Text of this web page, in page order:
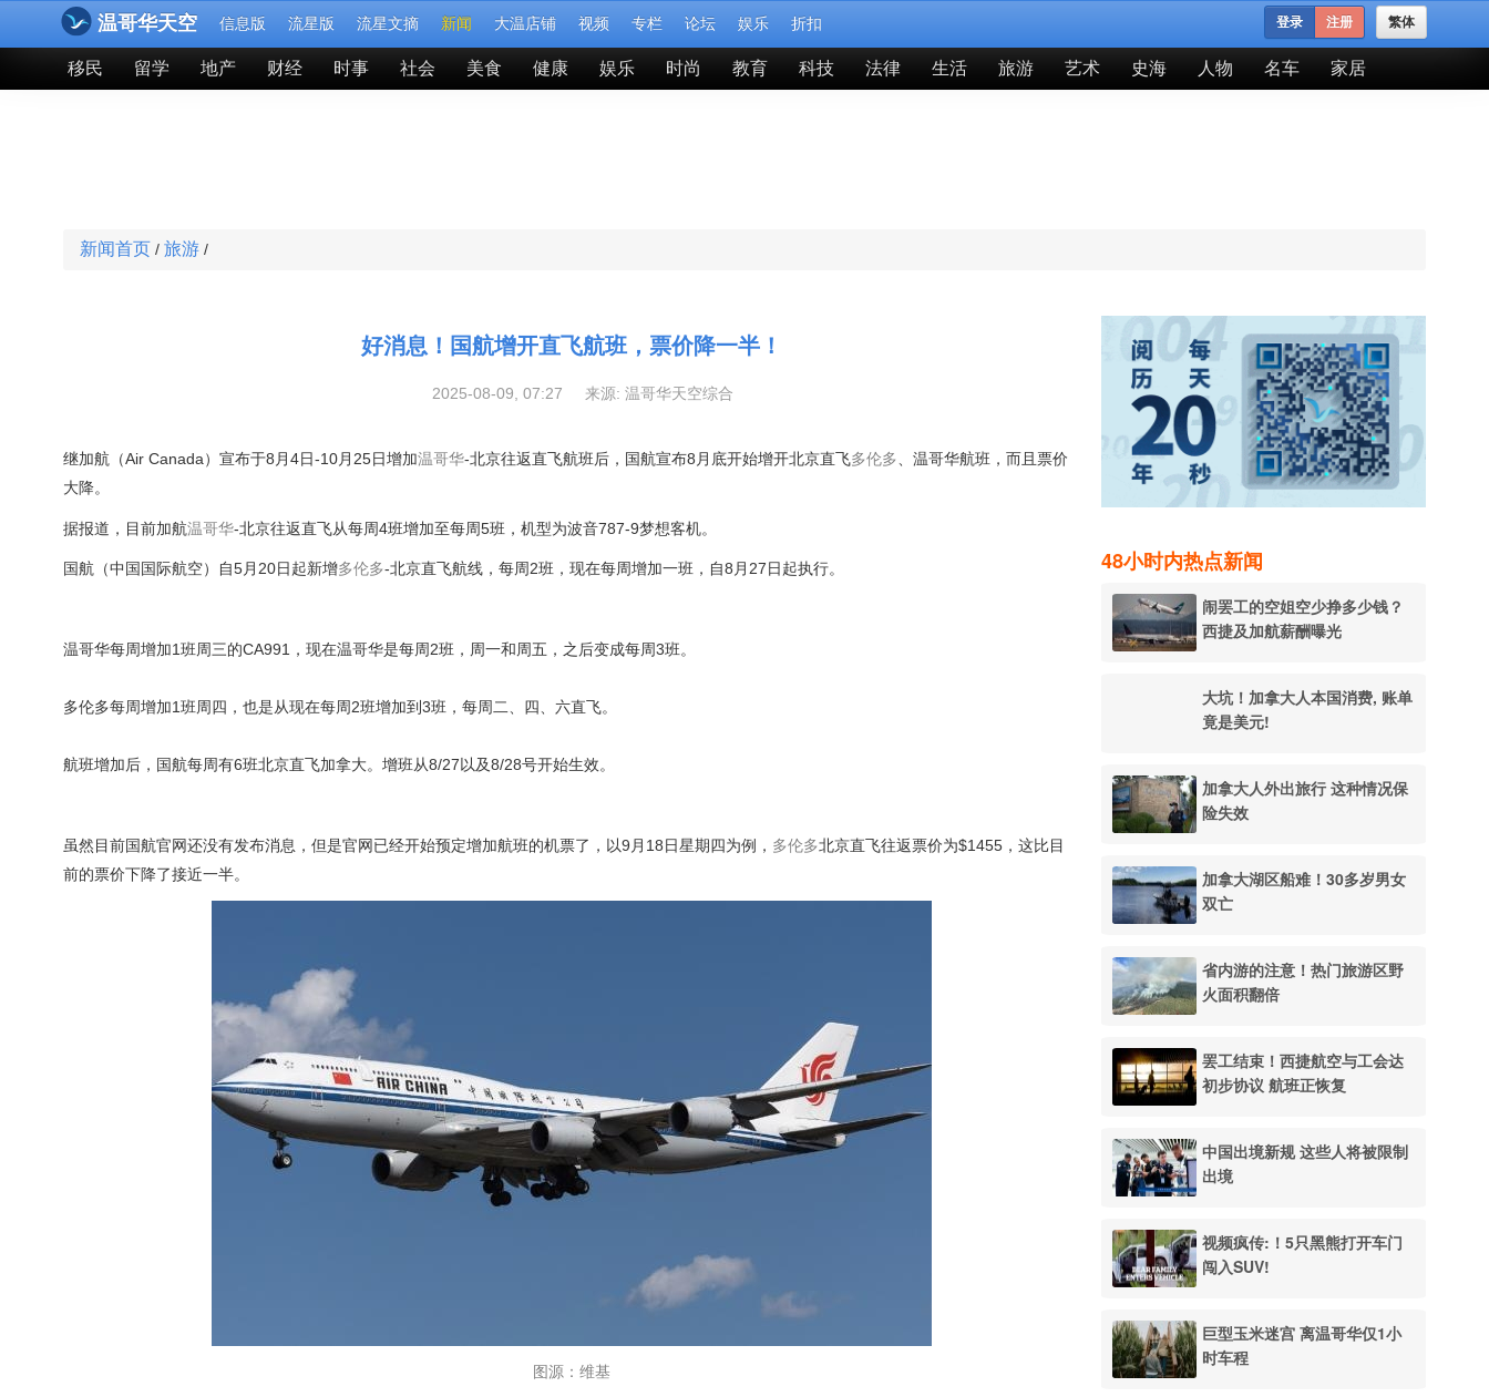
温哥华天空 信息版 流星版 流星文摘 新闻 大温店铺 视频 专栏 论坛 娱乐 折扣 繁体
登录 注册
移民 留学 地产 财经 时事 社会 美食 健康 娱乐 时尚 教育 科技 法律 生活 旅游 艺术 史海 人物 名车 家居
新闻首页 / 旅游 /
好消息！国航增开直飞航班，票价降一半！
2025-08-09, 07:27 来源: 温哥华天空综合
继加航（Air Canada）宣布于8月4日-10月25日增加温哥华-北京往返直飞航班后，国航宣布8月底开始增开北京直飞多伦多 、温哥华航班，而且票价
大降。
据报道，目前加航温哥华-北京往返直飞从每周4班增加至每周5班，机型为波音787-9梦想客机。
国航（中国国际航空）自5月20日起新增多伦多-北京直飞航线，每周2班，现在每周增加一班，自8月27日起执行。
温哥华每周增加1班周三的CA991，现在温哥华是每周2班，周一和周五，之后变成每周3班。
多伦多每周增加1班周四，也是从现在每周2班增加到3班，每周二、四、六直飞。
航班增加后，国航每周有6班北京直飞加拿大。增班从8/27以及8/28号开始生效。
虽然目前国航官网还没有发布消息，但是官网已经开始预定增加航班的机票了，以9月18日星期四为例， 多伦多北京直飞往返票价为$1455，这比目
前的票价下降了接近一半。
图源：维基
48小时内热点新闻
闹罢工的空姐空少挣多少钱？
西捷及加航薪酬曝光
大坑！加拿大人本国消费, 账单
竟是美元!
加拿大人外出旅行 这种情况保
险失效
加拿大湖区船难！30多岁男女
双亡
省内游的注意！热门旅游区野
火面积翻倍
罢工结束！西捷航空与工会达
初步协议 航班正恢复
中国出境新规 这些人将被限制
出境
视频疯传:！5只黑熊打开车门
闯入SUV!
巨型玉米迷宫 离温哥华仅1小
时车程